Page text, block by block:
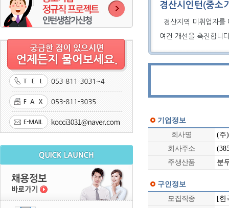
경산시인턴(중소
경산지역 미취업자를
여건 개선을 촉진합니
기업정보
회사명
(주
회사주소
주생산품
분
구인정보
모집직종
[한